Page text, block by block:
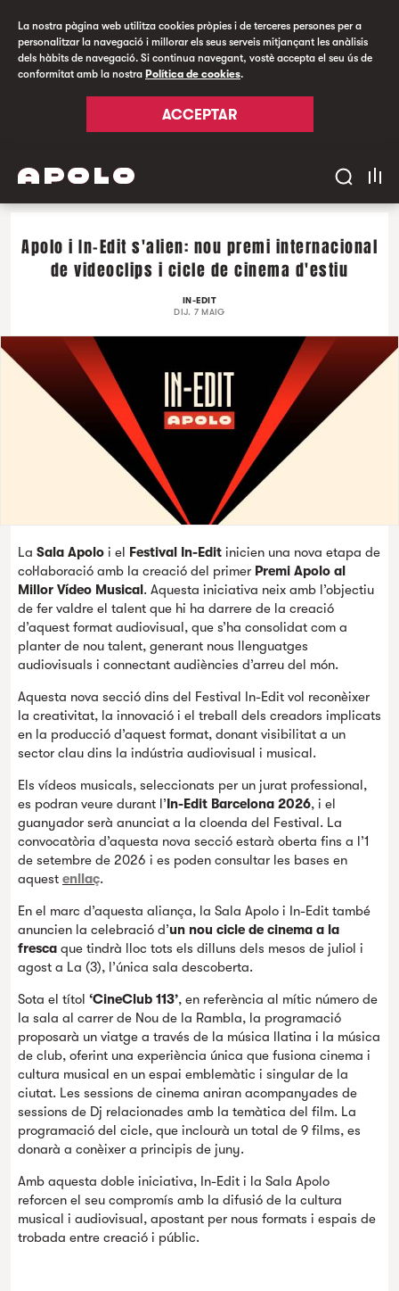
La nostra pàgina web utilitza cookies pròpies i de terceres persones per a
personalitzar la navegació i millorar els seus serveis mitjançant les anàlisis
dels hàbits de navegació. Si continua navegant, vostè accepta el seu ús de
conformitat amb la nostra Política de cookies.
ACCEPTAR
Apolo i In-Edit s'alien: nou premi internacional
de videoclips i cicle de cinema d'estiu
IN-EDIT
DIJ. 7 MAIG
La Sala Apolo i el Festival In-Edit inicien una nova etapa de
col·laboració amb la creació del primer Premi Apolo al
Millor Vídeo Musical. Aquesta iniciativa neix amb l’objectiu
de fer valdre el talent que hi ha darrere de la creació
d’aquest format audiovisual, que s’ha consolidat com a
planter de nou talent, generant nous llenguatges
audiovisuals i connectant audiències d’arreu del món.
Aquesta nova secció dins del Festival In-Edit vol reconèixer
la creativitat, la innovació i el treball dels creadors implicats
en la producció d’aquest format, donant visibilitat a un
sector clau dins la indústria audiovisual i musical.
Els vídeos musicals, seleccionats per un jurat professional,
es podran veure durant l’In-Edit Barcelona 2026, i el
guanyador serà anunciat a la cloenda del Festival. La
convocatòria d’aquesta nova secció estarà oberta fins a l’1
de setembre de 2026 i es poden consultar les bases en
aquest enllaç.
En el marc d’aquesta aliança, la Sala Apolo i In-Edit també
anuncien la celebració d’un nou cicle de cinema a la
fresca que tindrà lloc tots els dilluns dels mesos de juliol i
agost a La (3), l’única sala descoberta.
Sota el títol ‘CineClub 113’, en referència al mític número de
la sala al carrer de Nou de la Rambla, la programació
proposarà un viatge a través de la música llatina i la música
de club, oferint una experiència única que fusiona cinema i
cultura musical en un espai emblemàtic i singular de la
ciutat. Les sessions de cinema aniran acompanyades de
sessions de Dj relacionades amb la temàtica del film. La
programació del cicle, que inclourà un total de 9 films, es
donarà a conèixer a principis de juny.
Amb aquesta doble iniciativa, In-Edit i la Sala Apolo
reforcen el seu compromís amb la difusió de la cultura
musical i audiovisual, apostant per nous formats i espais de
trobada entre creació i públic.